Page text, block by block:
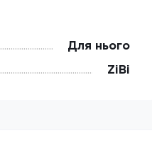
Для нього
ZiBi